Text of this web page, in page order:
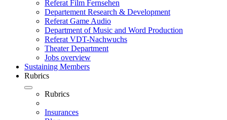
Referat Film Fernsehen
Departement Research & Development
Referat Game Audio
Department of Music and Word Production
Referat VDT-Nachwuchs
Theater Department
Jobs overview
Sustaining Members
Rubrics
Rubrics
Insurances